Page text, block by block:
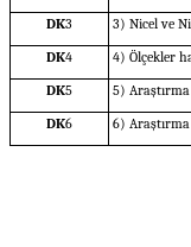
DK3
3) Nicel ve
DK4
4) Ölçekler
DK5
5)
DK6 6)